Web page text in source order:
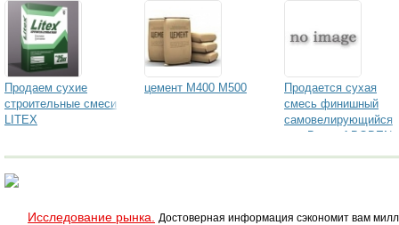
Продаем сухие
строительные смеси
LITEX
цемент М400 М500
Продается сухая
смесь финишный
самовелирующийся
пол Bergauf BODEN
Исследование рынка.
Достоверная информация сэкономит вам